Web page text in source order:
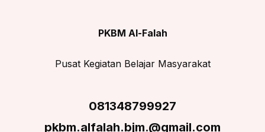
PKBM Al-Falah
Pusat Kegiatan Belajar Masyarakat
081348799927
pkbm.alfalah.bjm.@gmail.com